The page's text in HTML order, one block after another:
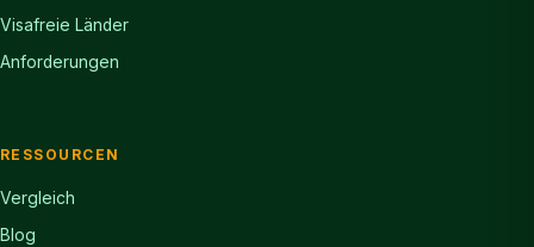
Visafreie Länder
Anforderungen
RESSOURCEN
Vergleich
Blog